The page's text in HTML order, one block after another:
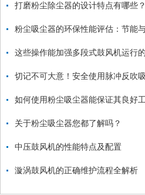
打磨粉尘除尘器的设计特点有哪些？
关于粉尘吸尘器您都了解吗？
中压鼓风机的性能特点及配置
漩涡鼓风机的正确维护流程全解析